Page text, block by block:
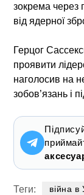
зокрема через
від ядерної
Герцог
проявити
наголосив на
зобов’язань і
Теги: війна в